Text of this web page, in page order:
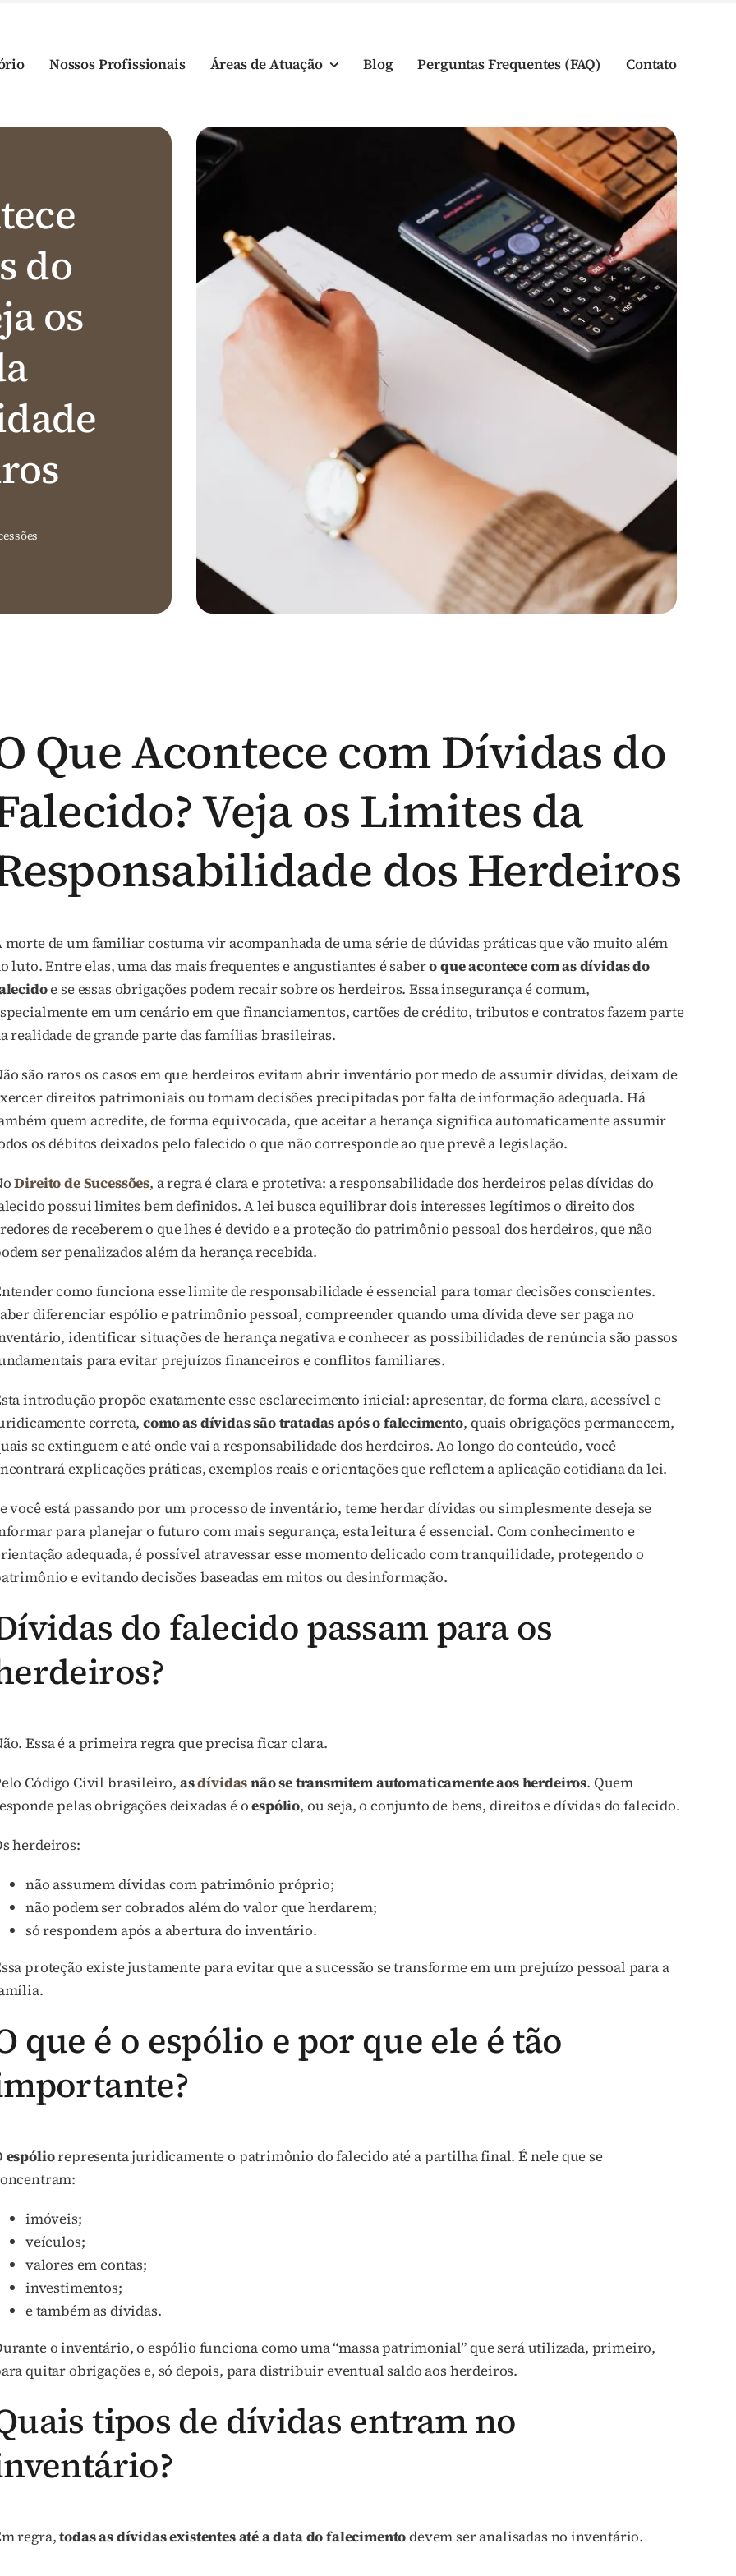
Nossos Profissionais Áreas de Atuação Blog Perguntas Frequentes (FAQ) Contato
do
os
Que Acontece com Dívidas do
Veja os Limites da
dos Herdeiros
morte de um familiar costuma vir acompanhada de uma série de dúvidas práticas que vão muito além
luto. Entre elas, uma das mais frequentes e angustiantes é sabero que acontece com as dívidas do
e se essas obrigações podem recair sobre os herdeiros. Essa insegurança é comum,
em um cenário em que financiamentos, cartões de crédito, tributos e contratos fazem parte
realidade de grande parte das famílias brasileiras.
são raros os casos em que herdeiros evitam abrir inventário por medo de assumir dívidas, deixam de
direitos patrimoniais ou tomam decisões precipitadas por falta de informação adequada. Há
quem acredite, de forma equivocada, que aceitar a herança significa automaticamente assumir
os débitos deixados pelo falecido o que não corresponde ao que prevê a legislação.
Direito de Sucessões, a regra é clara e protetiva: a responsabilidade dos herdeiros pelas dívidas do
possui limites bem definidos. A lei busca equilibrar dois interesses legítimos o direito dos
de receberem o que lhes é devido e a proteção do patrimônio pessoal dos herdeiros, que não
ser penalizados além da herança recebida.
como funciona esse limite de responsabilidade é essencial para tomar decisões conscientes.
diferenciar espólio e patrimônio pessoal, compreender quando uma dívida deve ser paga no
identificar situações de herança negativa e conhecer as possibilidades de renúncia são passos
para evitar prejuízos financeiros e conflitos familiares.
introdução propõe exatamente esse esclarecimento inicial: apresentar, de forma clara, acessível e
correta,como as dívidas são tratadas após o falecimento, quais obrigações permanecem,
se extinguem e até onde vai a responsabilidade dos herdeiros. Ao longo do conteúdo, você
explicações práticas, exemplos reais e orientações que refletem a aplicação cotidiana da lei.
você está passando por um processo de inventário, teme herdar dívidas ou simplesmente deseja se
para planejar o futuro com mais segurança, esta leitura é essencial. Com conhecimento e
adequada, é possível atravessar esse momento delicado com tranquilidade, protegendo o
e evitando decisões baseadas em mitos ou desinformação.
do falecido passam para os
Essa é a primeira regra que precisa ficar clara.
Código Civil brasileiro, asdívidasnão se transmitem automaticamente aos herdeiros. Quem
pelas obrigações deixadas é oespólio, ou seja, o conjunto de bens, direitos e dívidas do falecido.
herdeiros:
não assumem dívidas com patrimônio próprio;
não podem ser cobrados além do valor que herdarem;
só respondem após a abertura do inventário.
proteção existe justamente para evitar que a sucessão se transforme em um prejuízo pessoal para a
que é o espólio e por que ele é tão
espóliorepresenta juridicamente o patrimônio do falecido até a partilha final. É nele que se
imóveis;
veículos;
valores em contas;
investimentos;
e também as dívidas.
o inventário, o espólio funciona como uma “massa patrimonial” que será utilizada, primeiro,
quitar obrigações e, só depois, para distribuir eventual saldo aos herdeiros.
tipos de dívidas entram no
regra,todas as dívidas existentes até a data do falecimentodevem ser analisadas no inventário.